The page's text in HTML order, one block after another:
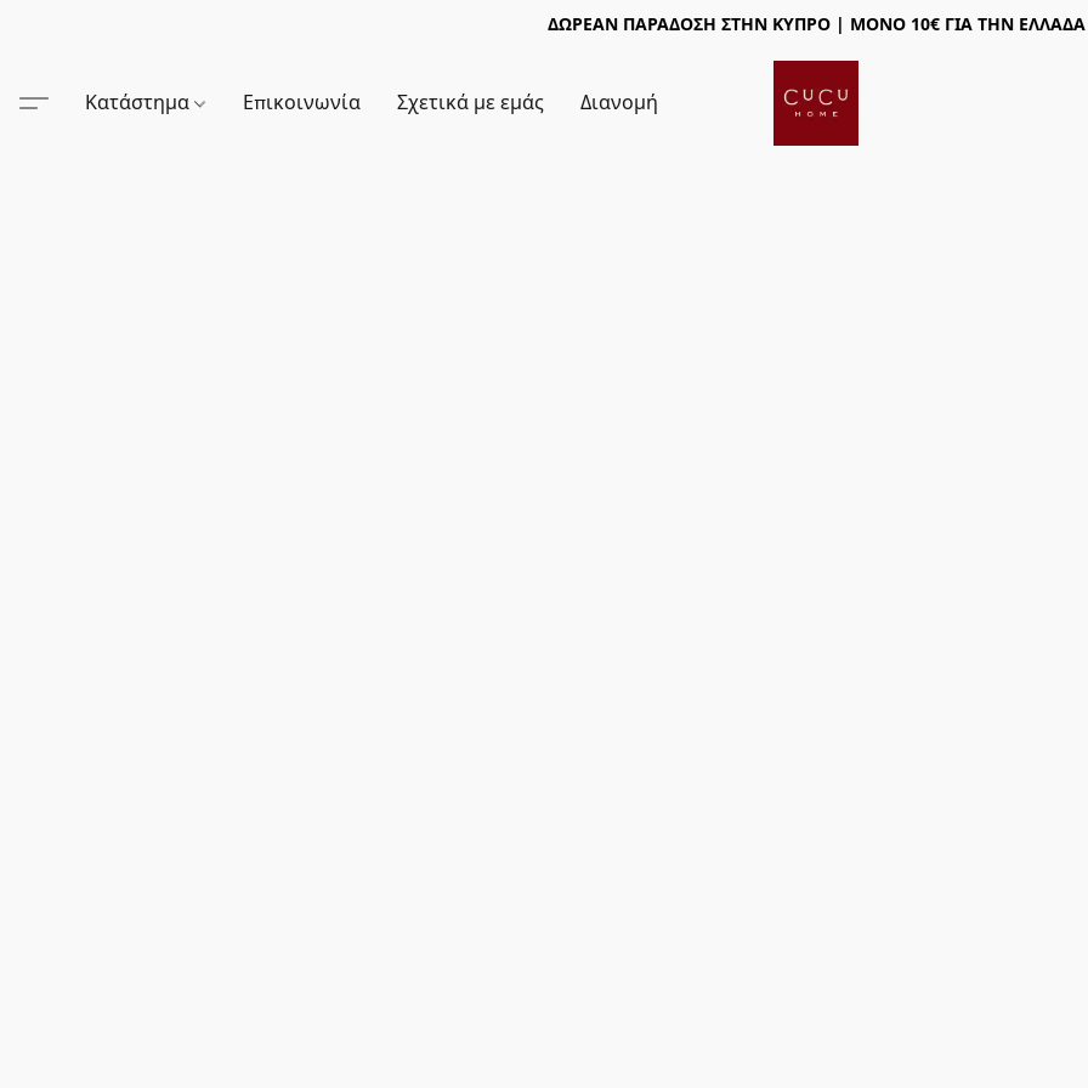
ΔΩΡΕΑΝ ΠΑΡΑΔΟΣΗ ΣΤΗΝ ΚΥΠΡΟ | ΜΟΝΟ 10€ ΓΙΑ ΤΗΝ ΕΛΛΑΔΑ
Κατάστημα Επικοινωνία Σχετικά με εμάς Διανομή